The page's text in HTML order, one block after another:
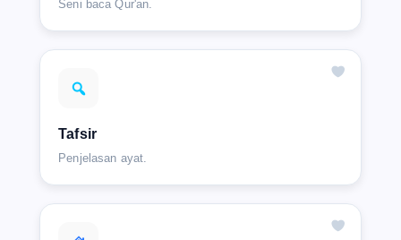
Seni baca Qur'an.
Tafsir
Penjelasan ayat.